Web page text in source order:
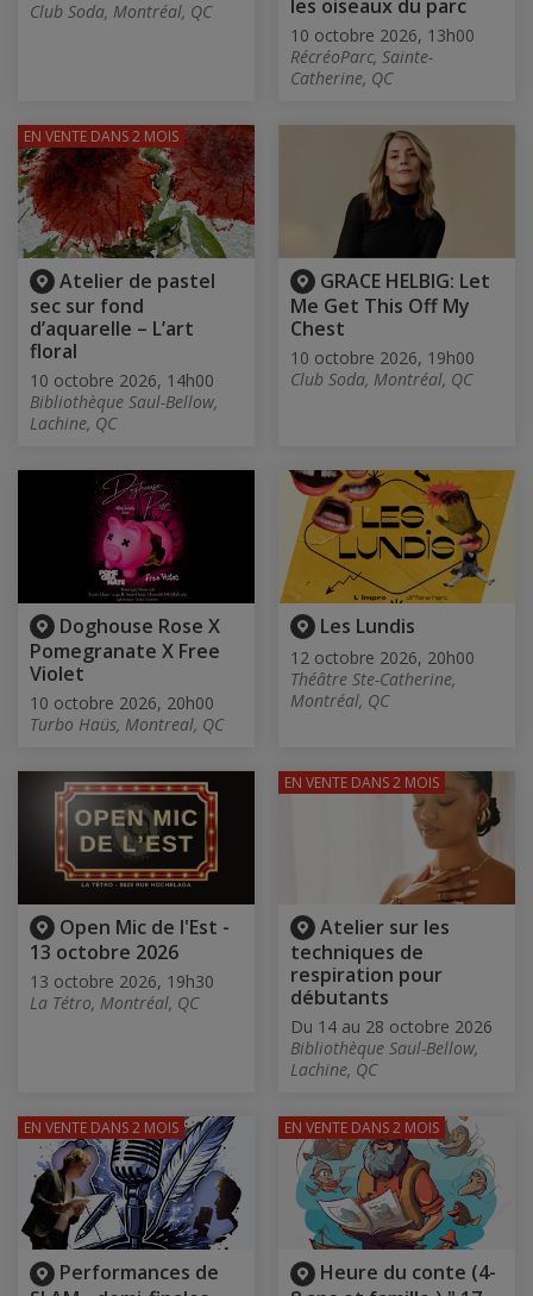
Club Soda, Montréal, QC
les oiseaux du parc
10 octobre 2026, 13h00
RécréoParc, Sainte-
Catherine, QC
Atelier de pastel
sec sur fond
d’aquarelle – L’art
floral
10 octobre 2026, 14h00
Bibliothèque Saul-Bellow,
Lachine, QC
EN VENTE DANS 2 MOIS
GRACE HELBIG: Let
Me Get This Off My
Chest
10 octobre 2026, 19h00
Club Soda, Montréal, QC
Doghouse Rose X
Pomegranate X Free
Violet
10 octobre 2026, 20h00
Turbo Haüs, Montreal, QC
Les Lundis
12 octobre 2026, 20h00
Théâtre Ste-Catherine,
Montréal, QC
Open Mic de l'Est -
13 octobre 2026
13 octobre 2026, 19h30
La Tétro, Montréal, QC
Atelier sur les
techniques de
respiration pour
débutants
Du 14 au 28 octobre 2026
Bibliothèque Saul-Bellow,
Lachine, QC
EN VENTE DANS 2 MOIS
Performances de
EN VENTE DANS 2 MOIS
Heure du conte (4-
EN VENTE DANS 2 MOIS